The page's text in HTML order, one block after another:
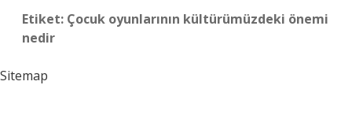
Etiket: Çocuk oyunlarının kültürümüzdeki önemi
nedir
Sitemap